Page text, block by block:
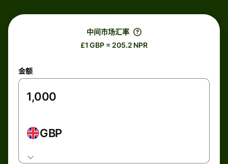
中间市场汇率
£1 GBP = 205.2 NPR
金额
GBP